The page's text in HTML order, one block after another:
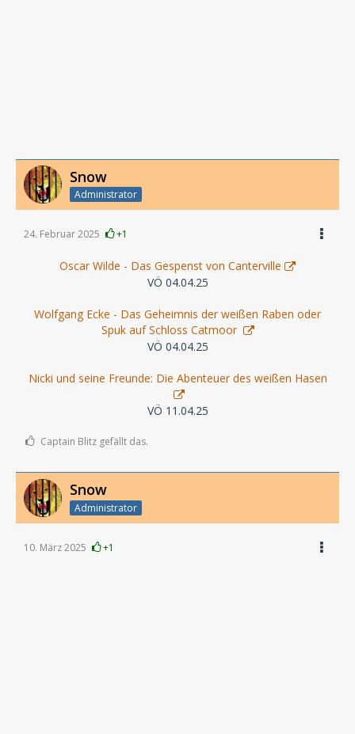
Snow
Administrator
24. Februar 2025 +1
Oscar Wilde - Das Gespenst von Canterville
VÖ 04.04.25
Wolfgang Ecke - Das Geheimnis der weißen Raben oder
Spuk auf Schloss Catmoor
VÖ 04.04.25
Nicki und seine Freunde: Die Abenteuer des weißen Hasen
VÖ 11.04.25
Captain Blitz gefällt das.
Snow
Administrator
10. März 2025 +1